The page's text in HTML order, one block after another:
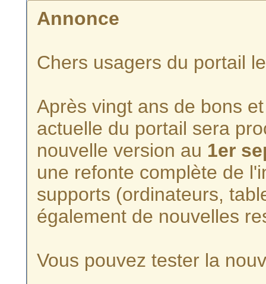
Annonce
Chers usagers du portail
Après vingt ans de bons
actuelle du portail sera
nouvelle version au 1er
une refonte complète de
supports (ordinateurs,
également de nouvelles
Vous pouvez tester la